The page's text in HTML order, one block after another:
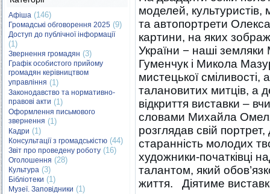
Афіша (146)
Громадські обговорення 2025 (9)
Доступ до публічної інформації
(1)
Звернення громадян (3)
Графік особистого прийому
громадян керівництвом
управління (1)
Законодавство та нормативно-
правові акти (1)
Оформлення письмового
звернення (1)
Кадри (1)
Консультації з громадськістю (44)
Звіт про проведену роботу (16)
Оголошення (28)
Культура (3)
Бібліотеки (1)
Музеї. Заповідники (1)
моделей, культуристів,
та автопортрети
картини, на яких
України − наші
Гуменчук і Микола
мистецької
талановитих митців, а
відкриття виставки –
словами Михайла
розглядав свій
старанність молодих
художники-початківці
талантом, який
життя. Діятиме